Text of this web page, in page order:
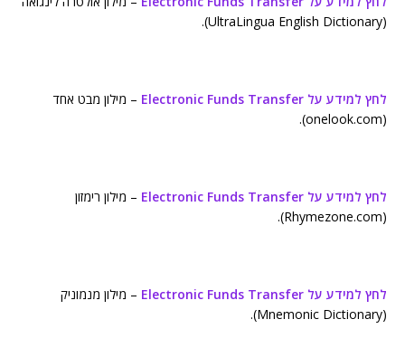
(UltraLingua English Dictionary).
לחץ למידע על Electronic Funds Transfer
– מילון מבט אחד
(onelook.com).
לחץ למידע על Electronic Funds Transfer
– מילון רימזון
(Rhymezone.com).
לחץ למידע על Electronic Funds Transfer
– מילון מנמוניק
(Mnemonic Dictionary).